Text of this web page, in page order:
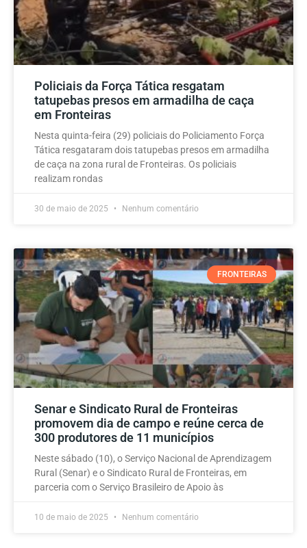
Policiais da Força Tática resgatam
tatupebas presos em armadilha de caça
em Fronteiras
Nesta quinta-feira (29) policiais do Policiamento Força
Tática resgataram dois tatupebas presos em armadilha
de caça na zona rural de Fronteiras. Os policiais
realizam rondas
30 de maio de 2025 Nenhum comentário
FRONTEIRAS
Senar e Sindicato Rural de Fronteiras
promovem dia de campo e reúne cerca de
300 produtores de 11 municípios
Neste sábado (10), o Serviço Nacional de Aprendizagem
Rural (Senar) e o Sindicato Rural de Fronteiras, em
parceria com o Serviço Brasileiro de Apoio às
10 de maio de 2025 Nenhum comentário